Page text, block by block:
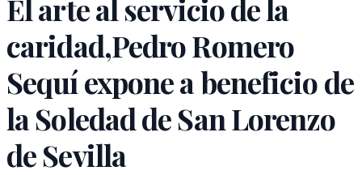
El arte al servicio de la
caridad,Pedro Romero
Sequí expone a beneficio de
la Soledad de San Lorenzo
de Sevilla